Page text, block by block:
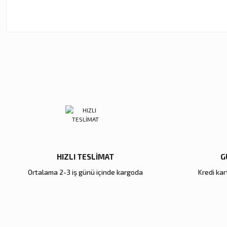
Bu ürüne benzer farklı alternatifler olmalı.
HIZLI TESLİMAT
Ortalama 2-3 iş günü içinde kargoda
Kredi